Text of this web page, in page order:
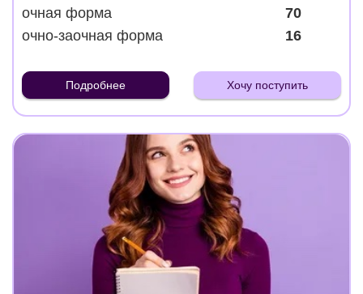
очная форма
очно-заочная форма
70
16
Подробнее Хочу поступить